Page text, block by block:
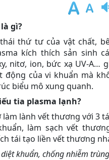
gì?
thứ tư của vật chất,
kích thích sản sinh
nitơ, ion, bức xạ UV-A…
động của vi khuẩn mà
biểu mô xung quanh.
tia plasma lạnh?
làm lành vết thương với 3
làm sạch vết
tái tạo liền vết thương
diệt khuẩn, chống nhiễm